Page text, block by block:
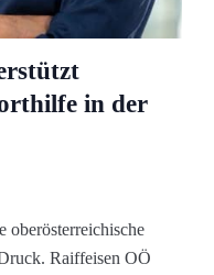
in der
oberösterreichische
Raiffeisen OÖ